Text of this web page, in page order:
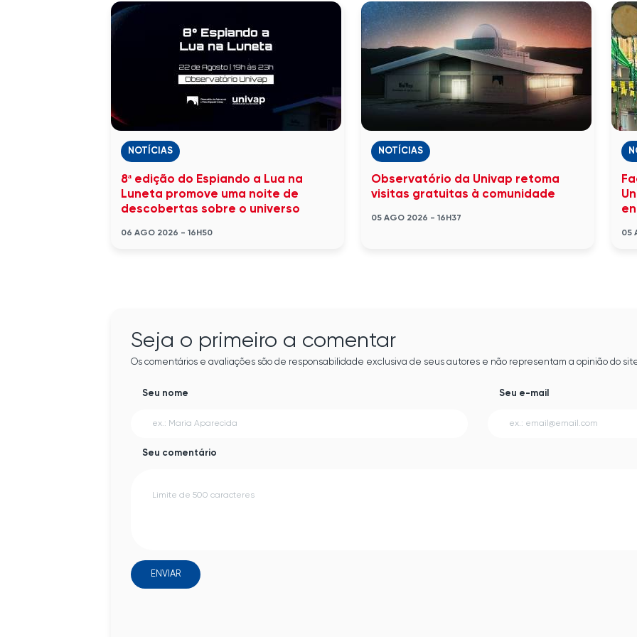
NOTÍCIAS
8ª edição do Espiando a Lua na
Luneta promove uma noite de
descobertas sobre o universo
06 AGO 2026 - 16H50
NOTÍCIAS
Observatório da Univap retoma
visitas gratuitas à comunidade
05 AGO 2026 - 16H37
05
Seja o primeiro a comentar
Os comentários e avaliações são de responsabilidade exclusiva de seus autores e não representam a opinião do
Seu nome Seu e-mail
Seu comentário
ENVIAR